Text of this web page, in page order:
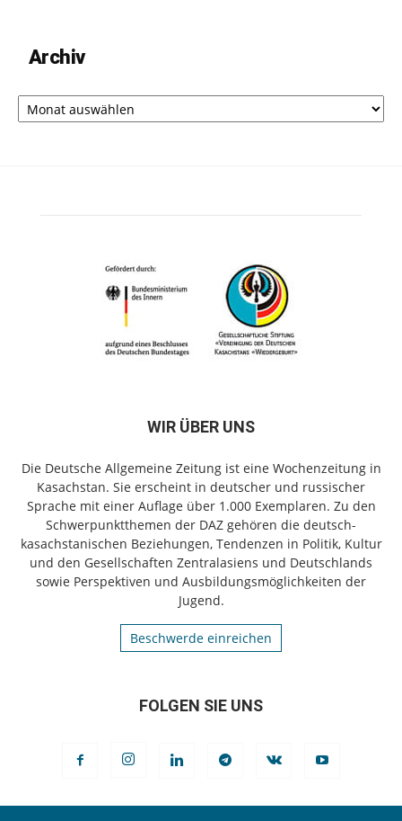
Archiv
Archiv
WIR ÜBER UNS
Die Deutsche Allgemeine Zeitung ist eine Wochenzeitung in
Kasachstan. Sie erscheint in deutscher und russischer
Sprache mit einer Auflage über 1.000 Exemplaren. Zu den
Schwerpunktthemen der DAZ gehören die deutsch-
kasachstanischen Beziehungen, Tendenzen in Politik, Kultur
und den Gesellschaften Zentralasiens und Deutschlands
sowie Perspektiven und Ausbildungsmöglichkeiten der
Jugend.
Beschwerde einreichen
FOLGEN SIE UNS